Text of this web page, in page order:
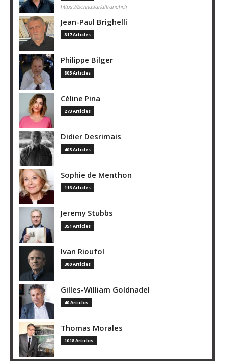
https://bennasarlaffranchi.fr
Jean-Paul Brighelli
817 Articles
Philippe Bilger
805 Articles
Céline Pina
273 Articles
Didier Desrimais
403 Articles
Sophie de Menthon
116 Articles
Jeremy Stubbs
351 Articles
Ivan Rioufol
300 Articles
Gilles-William Goldnadel
40 Articles
Thomas Morales
1018 Articles